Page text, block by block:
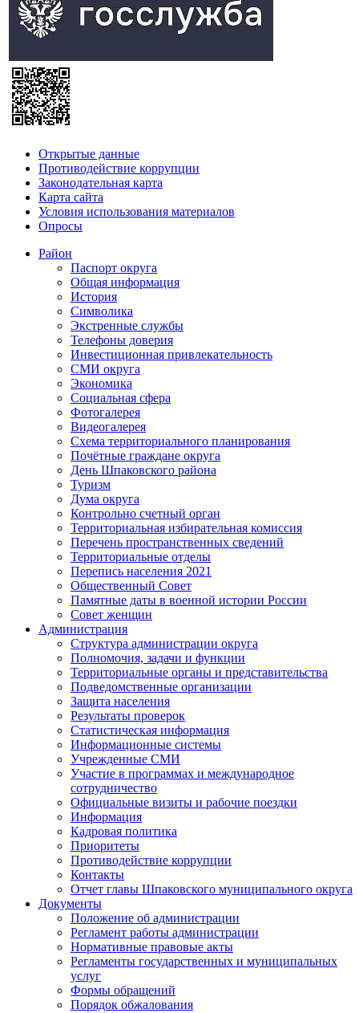
Открытые данные
Противодействие коррупции
Законодательная карта
Карта сайта
Условия использования материалов
Опросы
Район
Паспорт округа
Общая информация
История
Символика
Экстренные службы
Телефоны доверия
Инвестиционная привлекательность
СМИ округа
Экономика
Социальная сфера
Фотогалерея
Видеогалерея
Схема территориального планирования
Почётные граждане округа
День Шпаковского района
Туризм
Дума округа
Контрольно счетный орган
Территориальная избирательная комиссия
Перечень пространственных сведений
Территориальные отделы
Перепись населения 2021
Общественный Совет
Памятные даты в военной истории России
Совет женщин
Администрация
Структура администрации округа
Полномочия, задачи и функции
Территориальные органы и представительства
Подведомственные организации
Защита населения
Результаты проверок
Статистическая информация
Информационные системы
Учрежденные СМИ
Участие в программах и международное
сотрудничество
Официальные визиты и рабочие поездки
Информация
Кадровая политика
Приоритеты
Противодействие коррупции
Контакты
Отчет главы Шпаковского муниципального округа
Документы
Положение об администрации
Регламент работы администрации
Нормативные правовые акты
Регламенты государственных и муниципальных
услуг
Формы обращений
Порядок обжалования